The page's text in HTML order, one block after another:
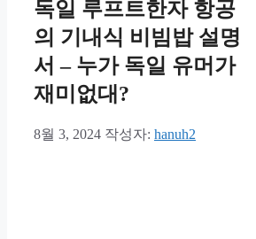
독일 루프트한자 항공
의 기내식 비빔밥 설명
서 – 누가 독일 유머가
재미없대?
8월 3, 2024 작성자: hanuh2